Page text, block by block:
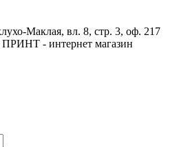
Маклая, вл. 8, стр. 3, оф. 217
- интернет магазин